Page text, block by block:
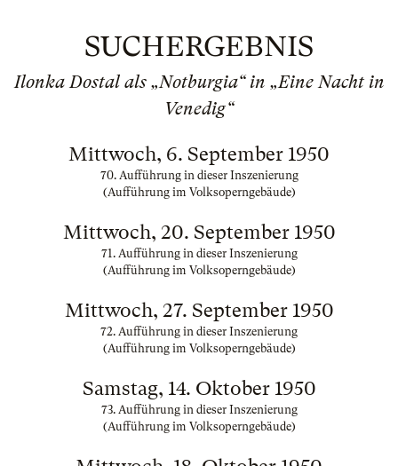
SUCHERGEBNIS
Ilonka Dostal als „Notburgia“ in „Eine Nacht in
Venedig“
Mittwoch, 6. September 1950
70. Aufführung in dieser Inszenierung
(Aufführung im Volksoperngebäude)
Mittwoch, 20. September 1950
71. Aufführung in dieser Inszenierung
(Aufführung im Volksoperngebäude)
Mittwoch, 27. September 1950
72. Aufführung in dieser Inszenierung
(Aufführung im Volksoperngebäude)
Samstag, 14. Oktober 1950
73. Aufführung in dieser Inszenierung
(Aufführung im Volksoperngebäude)